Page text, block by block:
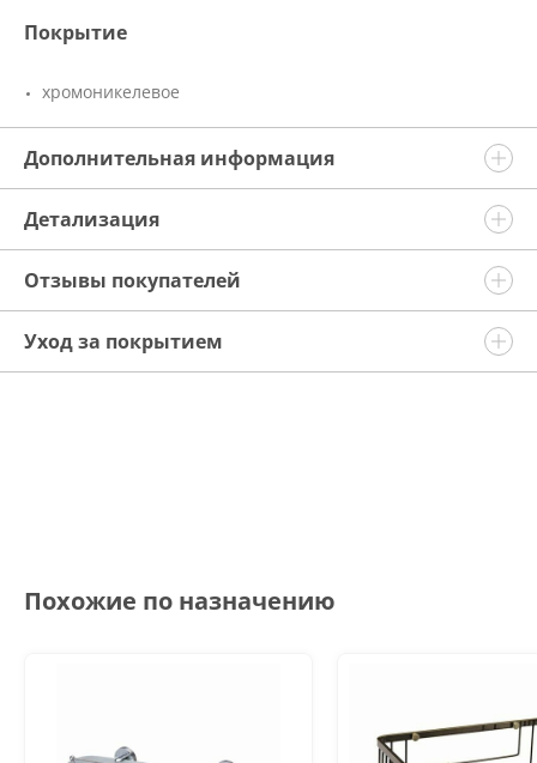
Покрытие
хромоникелевое
Дополнительная информация
Детализация
Отзывы покупателей
Уход за покрытием
Похожие по назначению